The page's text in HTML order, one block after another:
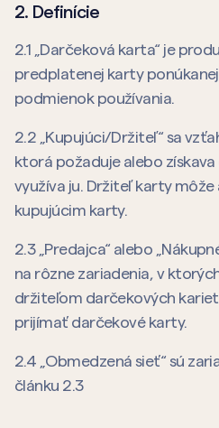
2. Definície
2.1 „Darčeková karta“ je
predplatenej karty
podmienok používania.
2.2 „Kupujúci/Držiteľ“ sa
ktorá požaduje alebo
využíva ju. Držiteľ karty
kupujúcim karty.
2.3 „Predajca“ alebo
na rôzne zariadenia, v
držiteľom darčekových
prijímať darčekové karty.
2.4 „Obmedzená sieť“ sú
článku 2.3